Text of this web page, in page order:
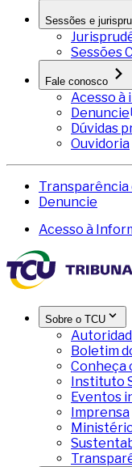
Sessões e
Sessões
Fale conosco
Acesso à
Denuncie
Dúvidas
Ouvidoria
Denuncie
Acesso à
Sobre o TCU
Boletim
Conheça
Instituto
Eventos
Imprensa